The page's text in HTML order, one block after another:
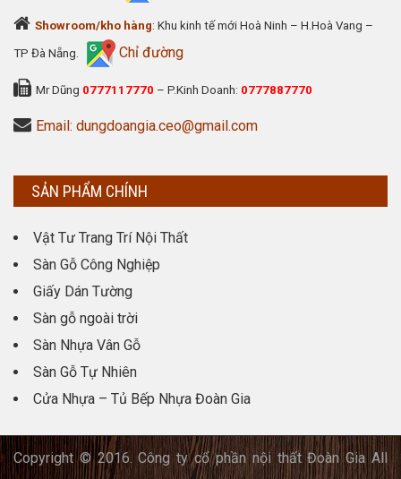
Showroom/kho hàng: Khu kinh tế mới Hoà Ninh – H.Hoà Vang –
TP Đà Nẵng. Chỉ đường
Mr Dũng 0777117770 – P.Kinh Doanh: 0777887770
Email: dungdoangia.ceo@gmail.com
SẢN PHẨM CHÍNH
Vật Tư Trang Trí Nội Thất
Sàn Gỗ Công Nghiệp
Giấy Dán Tường
Sàn gỗ ngoài trời
Sàn Nhựa Vân Gỗ
Sàn Gỗ Tự Nhiên
Cửa Nhựa – Tủ Bếp Nhựa Đoàn Gia
Copyright © 2016. Công ty cổ phần nội thất Đoàn Gia All